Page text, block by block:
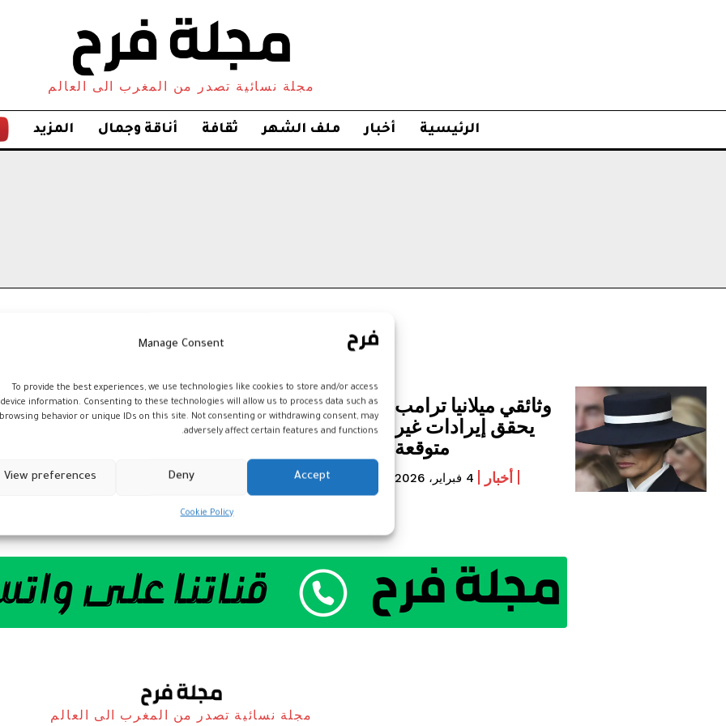
Manage Consent
To provide the best experiences, we use technologies like cookies to store and/or access
device information. Consenting to these technologies will allow us to process data such as
browsing behavior or unique IDs on this site. Not consenting or withdrawing consent, may
adversely affect certain features and functions.
Accept
Deny
View preferences
Cookie Policy
مجلة نسائية تصدر من المغرب الى العالم
الرئيسية أخبار ملف الشهر ثقافة أناقة وجمال المزيد
وثائقي ميلانيا ترامب
يحقق إيرادات غير
متوقعة
أخبار 4 فبراير، 2026
مجلة نسائية تصدر من المغرب الى العالم